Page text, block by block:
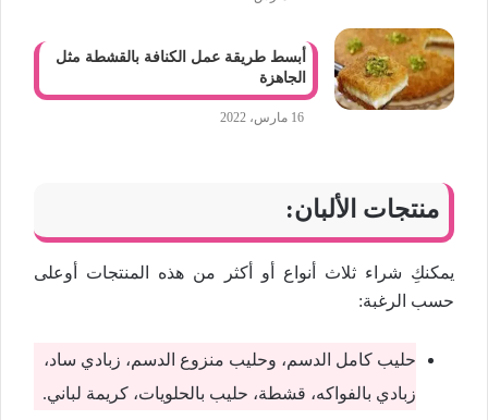
أبسط طريقة عمل الكنافة بالقشطة مثل
الجاهزة
16 مارس، 2022
منتجات الألبان:
يمكنكِ شراء ثلاث أنواع أو أكثر من هذه المنتجات أوعلى
حسب الرغبة:
حليب كامل الدسم، وحليب منزوع الدسم، زبادي ساد،
زبادي بالفواكه، قشطة، حليب بالحلويات، كريمة لباني.